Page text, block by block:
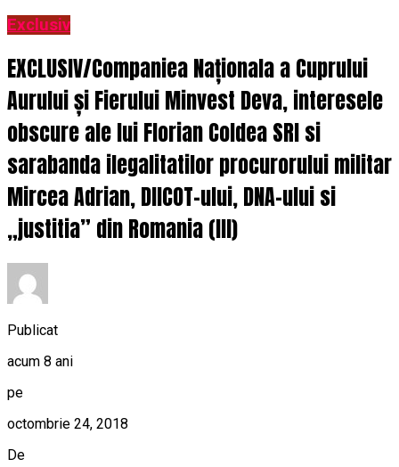
Exclusiv
EXCLUSIV/Companiea Naționala a Cuprului
Aurului și Fierului Minvest Deva, interesele
obscure ale lui Florian Coldea SRI si
sarabanda ilegalitatilor procurorului militar
Mircea Adrian, DIICOT-ului, DNA-ului si
„justitia” din Romania (III)
Publicat
acum 8 ani
pe
octombrie 24, 2018
De